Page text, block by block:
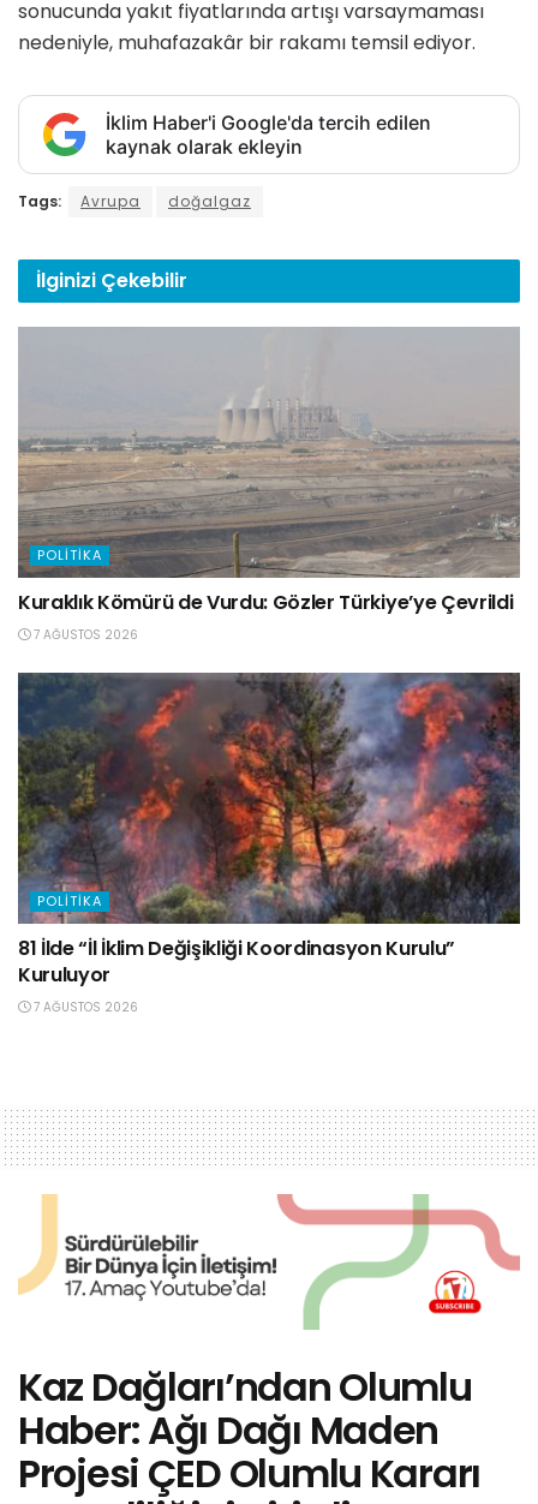
sonucunda yakıt fiyatlarında artışı varsaymaması
nedeniyle, muhafazakâr bir rakamı temsil ediyor.
İklim Haber'i Google'da tercih edilen
kaynak olarak ekleyin
Tags: Avrupa doğalgaz
İlginizi Çekebilir
POLITIKA
Kuraklık Kömürü de Vurdu: Gözler Türkiye’ye Çevrildi
7 AĞUSTOS 2026
POLITIKA
81 İlde “İl İklim Değişikliği Koordinasyon Kurulu”
Kuruluyor
7 AĞUSTOS 2026
Kaz Dağları’ndan Olumlu
Haber: Ağı Dağı Maden
Projesi ÇED Olumlu Kararı